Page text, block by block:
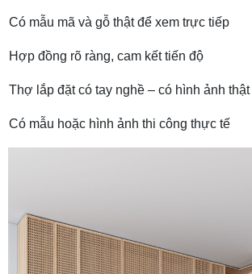
Có mẫu mã và gỗ thật để xem trực tiếp
Hợp đồng rõ ràng, cam kết tiến độ
Thợ lắp đặt có tay nghề – có hình ảnh thật
Có mẫu hoặc hình ảnh thi công thực tế